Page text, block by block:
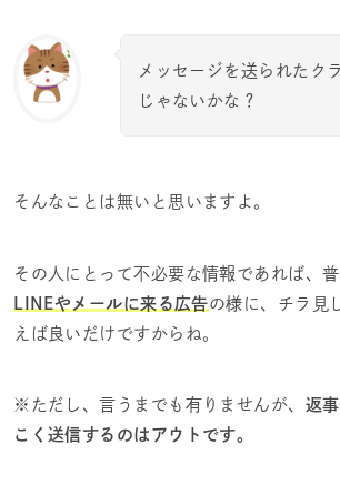
メッセージを送られたク
じゃないかな？
そんなことは無いと思いますよ。
その人にとって不必要な情報であれば、
LINEやメールに来る広告の様に、チラ見
えば良いだけですからね。
※ただし、言うまでも有りませんが、 返
こく送信するのはアウトです。